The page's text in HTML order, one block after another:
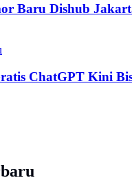
Baru Dishub
ChatGPT Kini